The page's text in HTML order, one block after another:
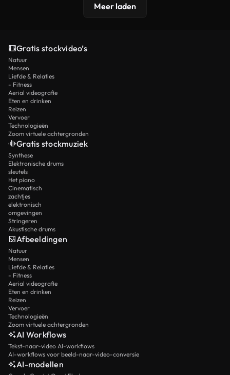
Meer laden
Gratis stockvideo’s
Natuur
Mensen
Liefde & Relaties
- Fitness
Aerial videografie
Eten en drinken
Reizen
Vervoer
Technologieën
Zoom virtuele achtergronden
Gratis stockmuziek
Synthese
Elektronische drums
sleutels
Het piano
Cinematisch
zachtjes
elektronisch
omgevingen
Stringeren
Akustische drums
Afbeeldingen
Natuur
Mensen
Liefde & Relaties
- Fitness
Aerial videografie
Eten en drinken
Reizen
Vervoer
Technologieën
Zoom virtuele achtergronden
AI Workflows
Tekst-naar-video AI-workflows
AI-workflows voor beeld-naar-video-conversie
AI-modellen